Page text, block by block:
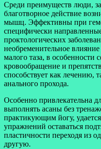
Среди преимуществ люди,
благотворное действие
мышц. Эффективны при
специфически
проктологических
необременительное
малого таза, в
кровообращение и
способствует как лечению,
анального прохода.
Особенно привлекательна
выполнять асаны без
практикующим йогу,
упражнений оставаться
пластичности переходя из
другую.